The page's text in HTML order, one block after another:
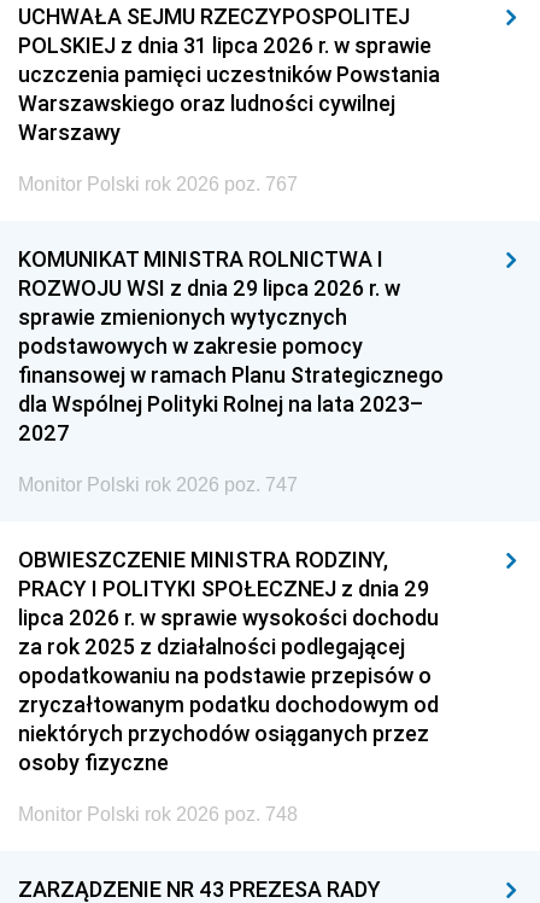
UCHWAŁA SEJMU RZECZYPOSPOLITEJ
POLSKIEJ z dnia 31 lipca 2026 r. w sprawie
uczczenia pamięci uczestników Powstania
Warszawskiego oraz ludności cywilnej
Warszawy
Monitor Polski rok 2026 poz. 767
KOMUNIKAT MINISTRA ROLNICTWA I
ROZWOJU WSI z dnia 29 lipca 2026 r. w
sprawie zmienionych wytycznych
podstawowych w zakresie pomocy
finansowej w ramach Planu Strategicznego
dla Wspólnej Polityki Rolnej na lata 2023–
2027
Monitor Polski rok 2026 poz. 747
OBWIESZCZENIE MINISTRA RODZINY,
PRACY I POLITYKI SPOŁECZNEJ z dnia 29
lipca 2026 r. w sprawie wysokości dochodu
za rok 2025 z działalności podlegającej
opodatkowaniu na podstawie przepisów o
zryczałtowanym podatku dochodowym od
niektórych przychodów osiąganych przez
osoby fizyczne
Monitor Polski rok 2026 poz. 748
ZARZĄDZENIE NR 43 PREZESA RADY